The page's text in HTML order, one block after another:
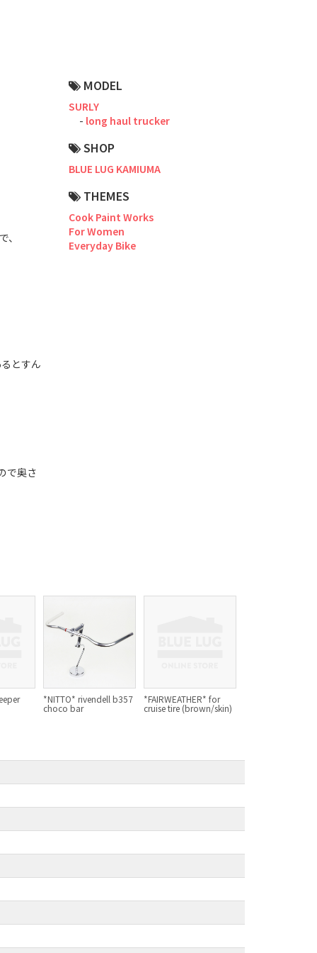
とすん
で奥さ
MODEL
SURLY
long haul trucker
SHOP
BLUE LUG KAMIUMA
THEMES
Cook Paint Works
For Women
Everyday Bike
*NITTO* rivendell b357
choco bar
*FAIRWEATHER* for
cruise tire (brown/skin)
Fat Bike
Mixte
Mini Velo
CRUST BIKES
BIKE FRIDAY
A.N.T
ALL-CITY